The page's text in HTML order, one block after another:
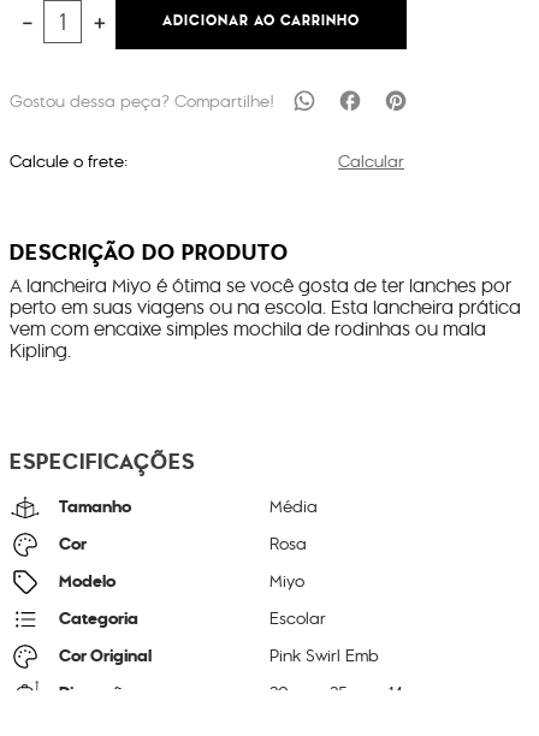
＋
－ ADICIONAR AO CARRINHO
Calcule o frete: Calcular
DESCRIÇÃO DO PRODUTO
A lancheira Miyo é ótima se você gosta de ter lanches por
perto em suas viagens ou na escola. Esta lancheira prática
vem com encaixe simples mochila de rodinhas ou mala
Kipling.
ESPECIFICAÇÕES
Tamanho Média
Cor Rosa
Modelo Miyo
Categoria Escolar
Cor Original Pink Swirl Emb
Dimensões 20 25 14